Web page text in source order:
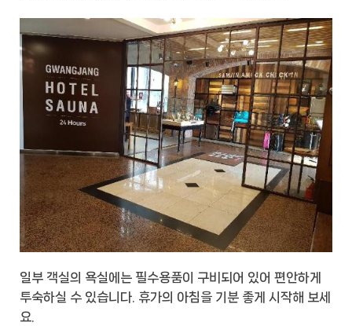
일부 객실의 욕실에는 필수용품이 구비되어 있어 편안하게
투숙하실 수 있습니다. 휴가의 아침을 기분 좋게 시작해 보세
요.